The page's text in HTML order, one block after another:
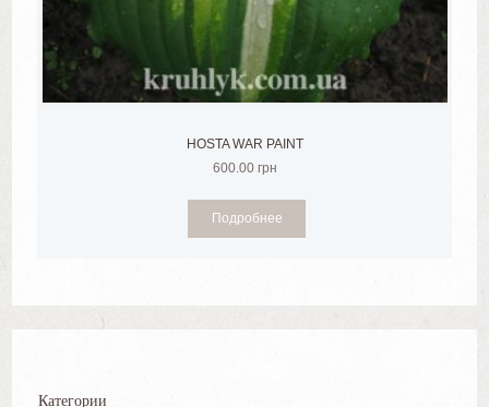
HOSTA WAR PAINT
600.00 грн
Подробнее
Категории